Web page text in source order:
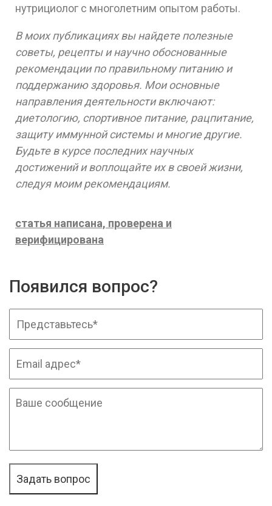
нутрициолог с многолетним опытом работы.
В моих публикациях вы найдете полезные
советы, рецепты и научно обоснованные
рекомендации по правильному питанию и
поддержанию здоровья. Мои основные
направления деятельности включают:
диетологию, спортивное питание, рацпитание,
защиту иммунной системы и многие другие.
Будьте в курсе последних научных
достижений и воплощайте их в своей жизни,
следуя моим рекомендациям.
статья написана, проверена и
верифицирована
Появился вопрос?